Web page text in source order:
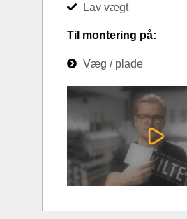
Lav vægt
Til montering på:
Væg / plade